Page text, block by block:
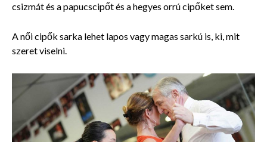
csizmát és a papucscipőt és a hegyes orrú cipőket sem.
A női cipők sarka lehet lapos vagy magas sarkú is, ki, mit
szeret viselni.